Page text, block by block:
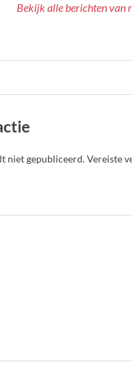
Bekijk alle berichten van
niet gepubliceerd.Vereiste